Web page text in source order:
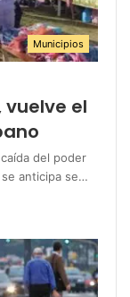
Municipios
vuelve el
del poder
anticipa se…